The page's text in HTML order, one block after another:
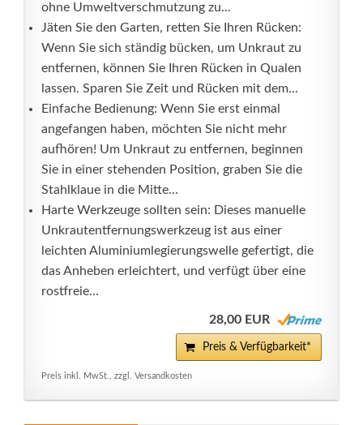
ohne Umweltverschmutzung zu...
Jäten Sie den Garten, retten Sie Ihren Rücken:
Wenn Sie sich ständig bücken, um Unkraut zu
entfernen, können Sie Ihren Rücken in Qualen
lassen. Sparen Sie Zeit und Rücken mit dem...
Einfache Bedienung: Wenn Sie erst einmal
angefangen haben, möchten Sie nicht mehr
aufhören! Um Unkraut zu entfernen, beginnen
Sie in einer stehenden Position, graben Sie die
Stahlklaue in die Mitte...
Harte Werkzeuge sollten sein: Dieses manuelle
Unkrautentfernungswerkzeug ist aus einer
leichten Aluminiumlegierungswelle gefertigt, die
das Anheben erleichtert, und verfügt über eine
rostfreie...
28,00 EUR
Preis & Verfügbarkeit*
Preis inkl. MwSt., zzgl. Versandkosten